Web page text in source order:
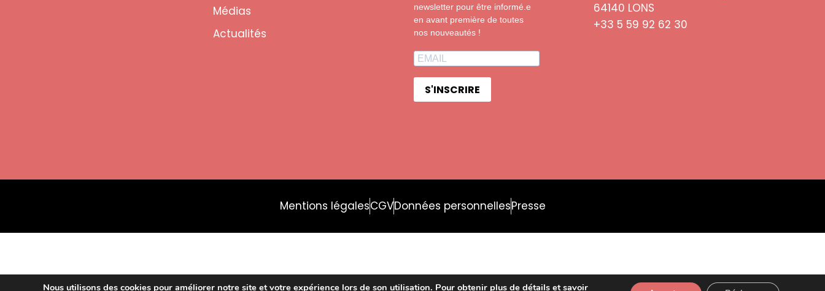
Médias
Actualités
newsletter pour être informé.e
en avant première de toutes
nos nouveautés !
S'INSCRIRE
64140 LONS
+33 5 59 92 62 30
Mentions légalesCGVDonnées personnellesPresse
Nous utilisons des cookies pour améliorer notre site et votre expérience lors de son utilisation. Pour obtenir plus de détails et savoir